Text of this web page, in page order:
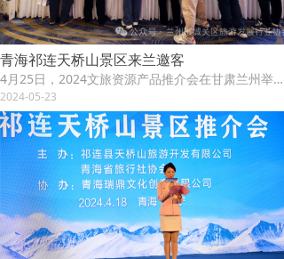
青海祁连天桥山景区来兰邀客
4月25日，2024文旅资源产品推介会在甘肃兰州举行。来自甘肃省内外旅行社企业负责人、新闻媒体界代表共约218人参加了现场推介交流。
2024-05-23